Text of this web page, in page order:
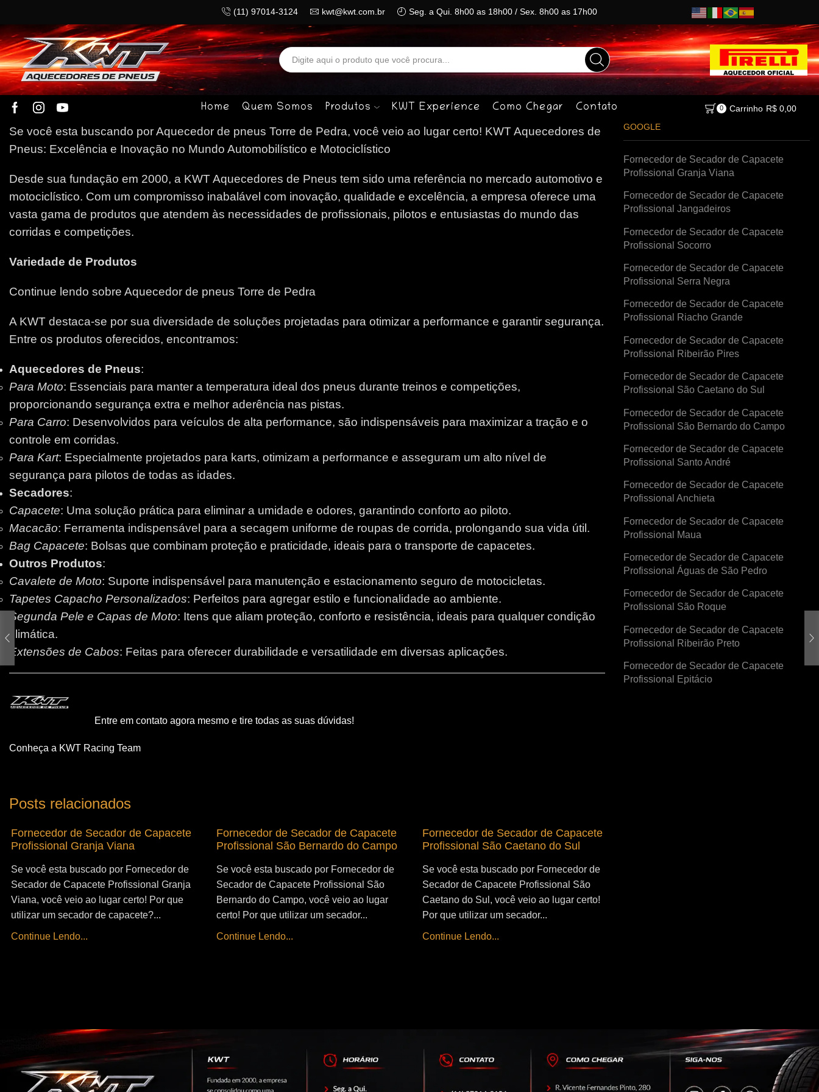
(11) 97014-3124 kwt@kwt.com.br Seg. a Qui. 8h00 as 18h00 / Sex. 8h00 as 17h00
Search
input
Home Quem Somos Produtos KWT Experience Como Chegar Contato 0 Carrinho R$0,00
Se você esta buscando por Aquecedor de pneus Torre de Pedra, você veio ao lugar certo! KWT Aquecedores de
Pneus: Excelência e Inovação no Mundo Automobilístico e Motociclístico
Desde sua fundação em 2000, a KWT Aquecedores de Pneus tem sido uma referência no mercado automotivo e
motociclístico. Com um compromisso inabalável com inovação, qualidade e excelência, a empresa oferece uma
vasta gama de produtos que atendem às necessidades de profissionais, pilotos e entusiastas do mundo das
corridas e competições.
Variedade de Produtos
Continue lendo sobre Aquecedor de pneus Torre de Pedra
A KWT destaca-se por sua diversidade de soluções projetadas para otimizar a performance e garantir segurança.
Entre os produtos oferecidos, encontramos:
Aquecedores de Pneus:
Para Moto: Essenciais para manter a temperatura ideal dos pneus durante treinos e competições,
proporcionando segurança extra e melhor aderência nas pistas.
Para Carro: Desenvolvidos para veículos de alta performance, são indispensáveis para maximizar a tração e o
controle em corridas.
Para Kart: Especialmente projetados para karts, otimizam a performance e asseguram um alto nível de
segurança para pilotos de todas as idades.
Secadores:
Capacete: Uma solução prática para eliminar a umidade e odores, garantindo conforto ao piloto.
Macacão: Ferramenta indispensável para a secagem uniforme de roupas de corrida, prolongando sua vida útil.
Bag Capacete: Bolsas que combinam proteção e praticidade, ideais para o transporte de capacetes.
Outros Produtos:
Cavalete de Moto: Suporte indispensável para manutenção e estacionamento seguro de motocicletas.
Tapetes Capacho Personalizados: Perfeitos para agregar estilo e funcionalidade ao ambiente.
Segunda Pele e Capas de Moto: Itens que aliam proteção, conforto e resistência, ideais para qualquer condição
climática.
Extensões de Cabos: Feitas para oferecer durabilidade e versatilidade em diversas aplicações.
Entre em contato agora mesmo e tire todas as suas dúvidas!
Conheça a KWT Racing Team
Posts relacionados
Fornecedor de Secador de Capacete
Profissional Granja Viana
Se você esta buscado por Fornecedor de
Secador de Capacete Profissional Granja
Viana, você veio ao lugar certo! Por que
utilizar um secador de capacete?...
Continue Lendo...
Fornecedor de Secador de Capacete
Profissional São Bernardo do Campo
Se você esta buscado por Fornecedor de
Secador de Capacete Profissional São
Bernardo do Campo, você veio ao lugar
certo! Por que utilizar um secador...
Continue Lendo...
Fornecedor de Secador de Capacete
Profissional São Caetano do Sul
Se você esta buscado por Fornecedor de
Secador de Capacete Profissional São
Caetano do Sul, você veio ao lugar certo!
Por que utilizar um secador...
Continue Lendo...
GOOGLE
Fornecedor de Secador de Capacete
Profissional Granja Viana
Fornecedor de Secador de Capacete
Profissional Jangadeiros
Fornecedor de Secador de Capacete
Profissional Socorro
Fornecedor de Secador de Capacete
Profissional Serra Negra
Fornecedor de Secador de Capacete
Profissional Riacho Grande
Fornecedor de Secador de Capacete
Profissional Ribeirão Pires
Fornecedor de Secador de Capacete
Profissional São Caetano do Sul
Fornecedor de Secador de Capacete
Profissional São Bernardo do Campo
Fornecedor de Secador de Capacete
Profissional Santo André
Fornecedor de Secador de Capacete
Profissional Anchieta
Fornecedor de Secador de Capacete
Profissional Maua
Fornecedor de Secador de Capacete
Profissional Águas de São Pedro
Fornecedor de Secador de Capacete
Profissional São Roque
Fornecedor de Secador de Capacete
Profissional Ribeirão Preto
Fornecedor de Secador de Capacete
Profissional Epitácio